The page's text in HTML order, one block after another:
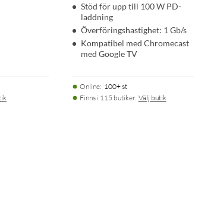
Stöd för upp till 100 W PD-
laddning
Överföringshastighet: 1 Gb/s
Kompatibel med Chromecast
med Google TV
Online: 100+ st
Finns i 115 butiker. Välj butik